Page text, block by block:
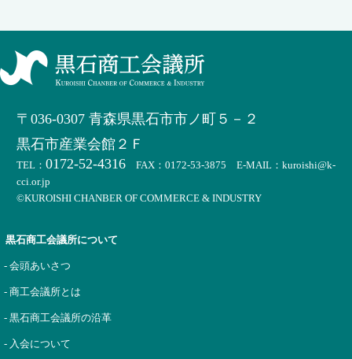
〒036-0307 青森県黒石市市ノ町５－２
黒石市産業会館２Ｆ
TEL： 0172-52-4316FAX：0172-53-3875 E-MAIL：kuroishi@k-
cci.or.jp
©KUROISHI CHANBER OF COMMERCE & INDUSTRY
黒石商工会議所について
- 会頭あいさつ
- 商工会議所とは
- 黒石商工会議所の沿革
- 入会について